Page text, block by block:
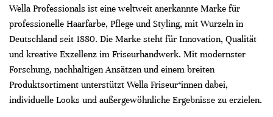
Wella Professionals ist eine weltweit anerkannte Marke für
professionelle Haarfarbe, Pflege und Styling, mit Wurzeln in
Deutschland seit 1880. Die Marke steht für Innovation, Qualität
und kreative Exzellenz im Friseurhandwerk. Mit modernster
Forschung, nachhaltigen Ansätzen und einem breiten
Produktsortiment unterstützt Wella Friseur*innen dabei,
individuelle Looks und außergewöhnliche Ergebnisse zu erzielen.